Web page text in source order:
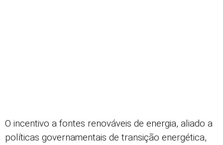
O incentivo a fontes renováveis de energia, aliado a
políticas governamentais de transição energética,